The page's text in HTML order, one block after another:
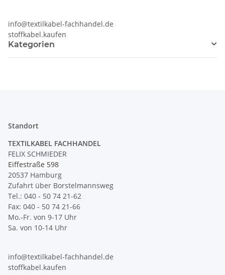
info@textilkabel-fachhandel.de
stoffkabel.kaufen
Kategorien
Standort
TEXTILKABEL FACHHANDEL
FELIX SCHMIEDER
Eiffestraße 598
20537 Hamburg
Zufahrt über Borstelmannsweg
Tel.: 040 - 50 74 21-62
Fax: 040 - 50 74 21-66
Mo.-Fr. von 9-17 Uhr
Sa. von 10-14 Uhr
info@textilkabel-fachhandel.de
stoffkabel.kaufen